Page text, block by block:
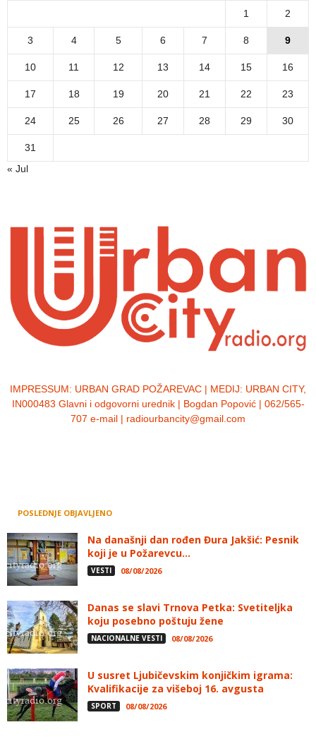
1 2
3 4 5 6 7 8 9
10 11 12 13 14 15 16
17 18 19 20 21 22 23
24 25 26 27 28 29 30
31
« Jul
IMPRESSUM: URBAN GRAD POŽAREVAC | MEDIJ: URBAN CITY,
IN000483 Glavni i odgovorni urednik | Bogdan Popović | 062/565-
707 e-mail | radiourbancity@gmail.com
POSLEDNJE OBJAVLJENO
Na današnji dan rođen Đura Jakšić: Pesnik
koji je u Požarevcu...
VESTI 08/08/2026
Danas se slavi Trnova Petka: Svetiteljka
koju posebno poštuju žene
NACIONALNE VESTI 08/08/2026
U susret Ljubičevskim konjičkim igrama:
Kvalifikacije za višeboj 16. avgusta
SPORT 08/08/2026